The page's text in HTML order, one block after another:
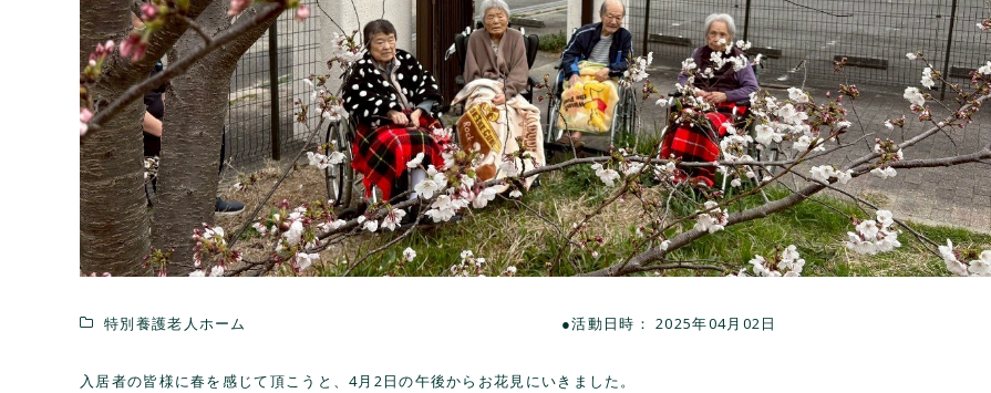
特別養護老人ホーム ●活動日時： 2025年04月02日
入居者の皆様に春を感じて頂こうと、4月2日の午後からお花見にいきました。